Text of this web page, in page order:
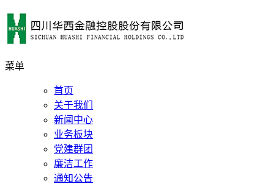
菜单
首页
关于我们
新闻中心
业务板块
党建群团
廉洁工作
通知公告